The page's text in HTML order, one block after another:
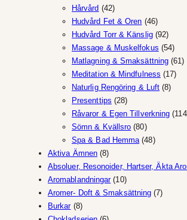
Hårvård 4242
produkter
Hudvård Fet & Oren 4646
produkter
Hudvård Torr & Känslig 9292
Massage & Muskelfokus 5454
Matlagning & Smaksättning 6161
Meditation & Mindfulness 1717
Naturlig Rengöring & Luft 88
Presenttips 2828
produkter
Råvaror & Egen Tillverkning 114
Sömn & Kvällsro 8080
produkter
Spa & Bad Hemma 4848
Aktiva Ämnen 88
produkter
Absoluer, Resonoider, Hartser, Äkta
Aromablandningar 1010
produkter
Aromer- Doft & Smaksättning 77
Burkar 88